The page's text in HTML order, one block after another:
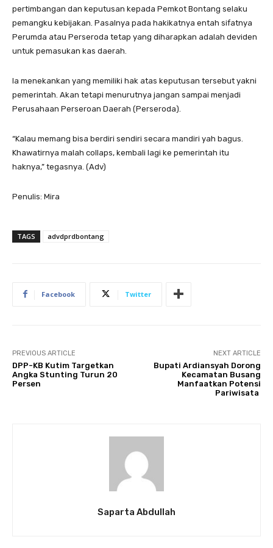
pertimbangan dan keputusan kepada Pemkot Bontang selaku
pemangku kebijakan. Pasalnya pada hakikatnya entah sifatnya
Perumda atau Perseroda tetap yang diharapkan adalah deviden
untuk pemasukan kas daerah.
Ia menekankan yang memiliki hak atas keputusan tersebut yakni
pemerintah. Akan tetapi menurutnya jangan sampai menjadi
Perusahaan Perseroan Daerah (Perseroda).
“Kalau memang bisa berdiri sendiri secara mandiri yah bagus.
Khawatirnya malah collaps, kembali lagi ke pemerintah itu
haknya,” tegasnya. (Adv)
Penulis: Mira
TAGS advdprdbontang
Facebook Twitter
PREVIOUS ARTICLE
DPP-KB Kutim Targetkan
Angka Stunting Turun 20
Persen
NEXT ARTICLE
Bupati Ardiansyah Dorong
Kecamatan Busang
Manfaatkan Potensi
Pariwisata
Saparta Abdullah